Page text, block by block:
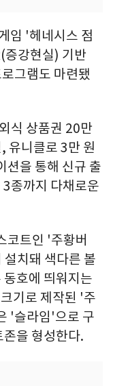
임 '헤네시스 점
증강현실) 기반
그램도 마련됐
식 상품권 20만
유니클로 3만 원
션을 통해 신규 출
종까지 다채로운
코트인 '주황버
치돼 색다른 볼
호에 띄워지는
기로 제작된 '주
'슬라임'으로 구
을 형성한다.